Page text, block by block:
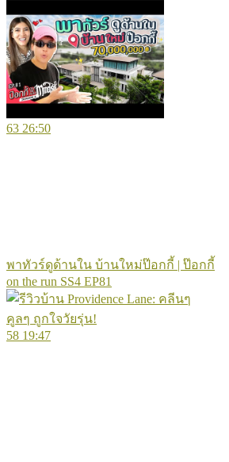
63 26:50
พาทัวร์ดูด้านใน บ้านใหม่ป๊อกกี้ | ป๊อกกี้
on the run SS4 EP81
58 19:47